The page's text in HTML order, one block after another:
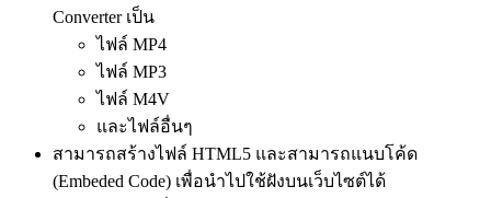
Converter เป็น
ไฟล์ MP4
ไฟล์ MP3
ไฟล์ M4V
และไฟล์อื่นๆ
สามารถสร้างไฟล์ HTML5 และสามารถแนบโค้ด
(Embeded Code) เพื่อนำไปใช้ฝังบนเว็บไซต์ได้